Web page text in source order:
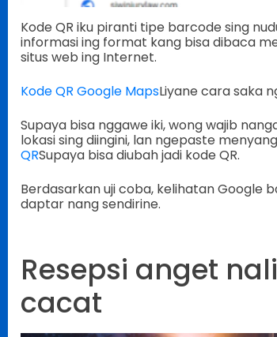
Kode QR iku piranti tipe barcode sing
informasi ing format kang bisa dibaca
situs web ing Internet.
Kode QR Google MapsLiyane cara saka
Supaya bisa nggawe iki, wong wajib
lokasi sing diingini, lan ngepaste
QRSupaya bisa diubah jadi kode QR.
Berdasarkan uji coba, kelihatan Google
daptar nang sendirine.
Resepsi anget
cacat